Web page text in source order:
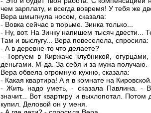
чем зарплату, и всегда вовремя! У тебя же
Вера шмыгнула носом, сказала:
- Вовка сейчас в тюрьме. Зинка только...
- Ну, вот. На Зинку напишем тысяч двести...
Там и выслугу... Вера повеселела, спросила:
- А в деревне-то что делаете?
- Торгуем в Киржаче клубникой,
деньгами. М-да. За себя и за мужа получаю.
Вера обвела огромную кухню, сказала:
- Какая квартира! А я в комнате на
- Жить надо уметь, - сказала Павлина. -
значит... Вот квартиру и выхлопотал.
купил. Деловой он у меня.